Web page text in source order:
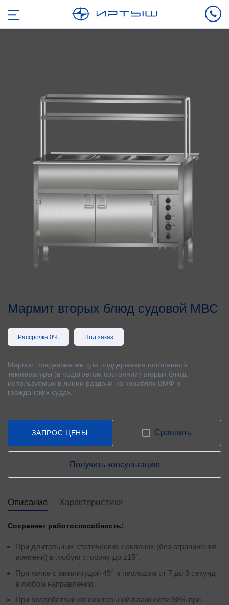
Мармит вторых блюд судовой МВС
Рассрочка 0% Под заказ
Мармит предназначен для поддержания постоянной
температуры (в подогретом состоянии) вторых блюд,
используемых в линии раздачи на кораблях ВМФ и
гражданских судах.
ЗАПРОС ЦЕНЫ
Получить консультацию
Сравнить
Описание Характеристики
Сохраняет работоспособность:
При длительных статических наклонах (без ограничения
времени) в любую сторону до ±15°.
При качке с амплитудой 45° и периодом от 7 до 9 секунд
в любом направлении.
При воздействии относительной влажности 98% при